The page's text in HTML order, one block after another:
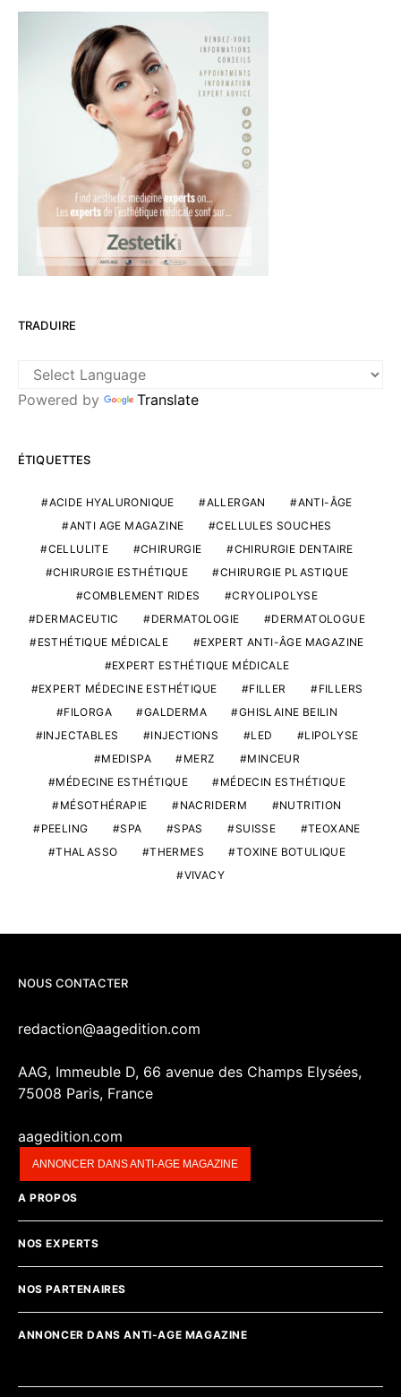
TRADUIRE
Powered by Translate
ÉTIQUETTES
ACIDE HYALURONIQUE ALLERGAN
ANTI-ÂGE
ANTI AGE MAGAZINE
CELLULES SOUCHES
CELLULITE
CHIRURGIE
CHIRURGIE DENTAIRE
CHIRURGIE ESTHÉTIQUE
CHIRURGIE PLASTIQUE
COMBLEMENT RIDES
CRYOLIPOLYSE
DERMACEUTIC
DERMATOLOGIE
DERMATOLOGUE
ESTHÉTIQUE MÉDICALE
EXPERT ANTI-ÂGE MAGAZINE
EXPERT ESTHÉTIQUE MÉDICALE
EXPERT MÉDECINE ESTHÉTIQUE
FILLER
FILLERS
FILORGA
GALDERMA
GHISLAINE BEILIN
INJECTABLES
INJECTIONS LED
LIPOLYSE
MEDISPA
MERZ
MINCEUR
MÉDECINE ESTHÉTIQUE
MÉDECIN ESTHÉTIQUE
MÉSOTHÉRAPIE
NACRIDERM
NUTRITION
PEELING
SPA SPAS SUISSE
TEOXANE
THALASSO
THERMES
TOXINE BOTULIQUE
VIVACY
NOUS CONTACTER
redaction@aagedition.com
AAG, Immeuble D, 66 avenue des Champs Elysées,
75008 Paris, France
aagedition.com
ANNONCER DANS ANTI-AGE MAGAZINE
A PROPOS
NOS EXPERTS
NOS PARTENAIRES
ANNONCER DANS ANTI-AGE MAGAZINE